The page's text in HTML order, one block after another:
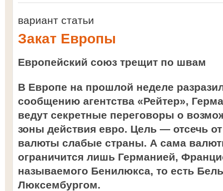
вариант статьи
Закат Европы
Европейский союз трещит по швам
В Европе на прошлой неделе
сообщению агентства «Рейтер»,
ведут секретные переговоры о
зоны действия евро. Цель — отсечь
валюты слабые страны. А сама
ограничится лишь Германией,
называемого Бенилюкса, то есть
Люксембургом.